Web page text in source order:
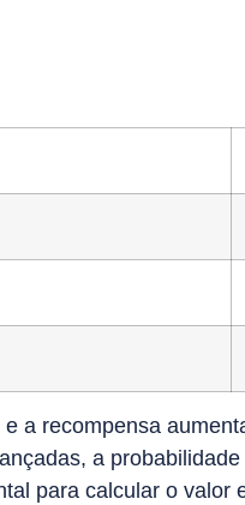
a recompensa
a
para calcular o